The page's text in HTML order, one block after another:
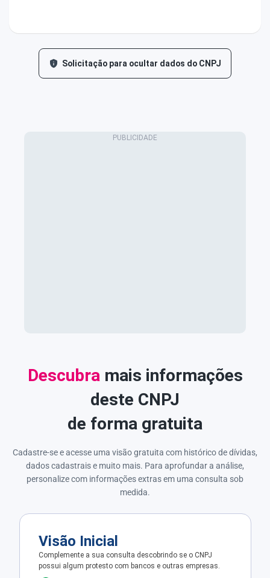
Solicitação para ocultar dados do CNPJ
Descubra mais informações
deste CNPJ
de forma gratuita
Cadastre-se e acesse uma visão gratuita com histórico de dívidas,
dados cadastrais e muito mais. Para aprofundar a análise,
personalize com informações extras em uma consulta sob
medida.
Visão Inicial
Complemente a sua consulta descobrindo se o CNPJ
possui algum protesto com bancos e outras empresas.